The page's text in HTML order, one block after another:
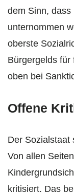
dem Sinn,
unternommen
oberste
Bürgergelds für
oben bei
Offene
Der Sozialstaat
Von allen
kritisiert. Das